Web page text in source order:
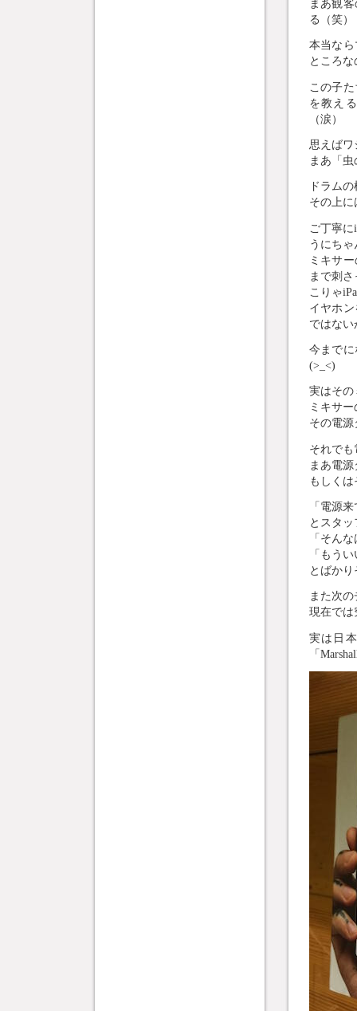
まあ観
る（笑）
本当な
ところ
この子
を教え
（涙）
思えば
まあ「
ドラム
その上
ご丁寧
うにち
ミキサ
まで刺
こりゃ
イヤホ
ではない
今まで
(>_<)
実はその
ミキサ
その電
それで
まあ電
もしく
「電源
とスタ
「そん
「もう
とばか
また次
現在では
実は日
「